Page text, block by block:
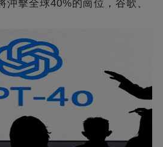
沖擊全球40%的崗位，谷歌、